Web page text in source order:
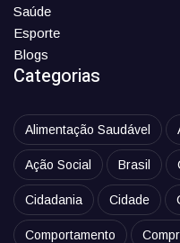
Saúde
Esporte
Blogs
Categorias
Alimentação Saudável
Ação Social Brasil
Cidadania Cidade
Comportamento